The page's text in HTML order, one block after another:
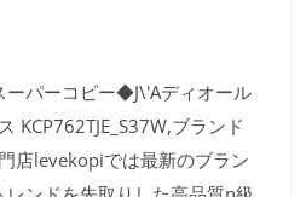
ーパーコピー◆J\'Aディオール
KCP762TJE_S37W,ブランド
店levekopiでは最新のブラン